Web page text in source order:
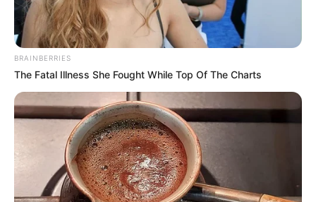
Faites votre propre synthèse avec l’aide du Logiciel 100%
gratuit et obtenez un pronostic Logique ou avec des
outsiders.
MEILLEURES OFFRES DE LA SEMAINE !
BRAINBERRIES
The Fatal Illness She Fought While Top Of The Charts